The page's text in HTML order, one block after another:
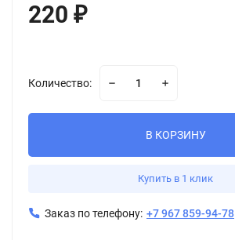
220 ₽
Количество:
В КОРЗИНУ
Купить в 1 клик
Заказ по телефону: +7 967 859-94-78